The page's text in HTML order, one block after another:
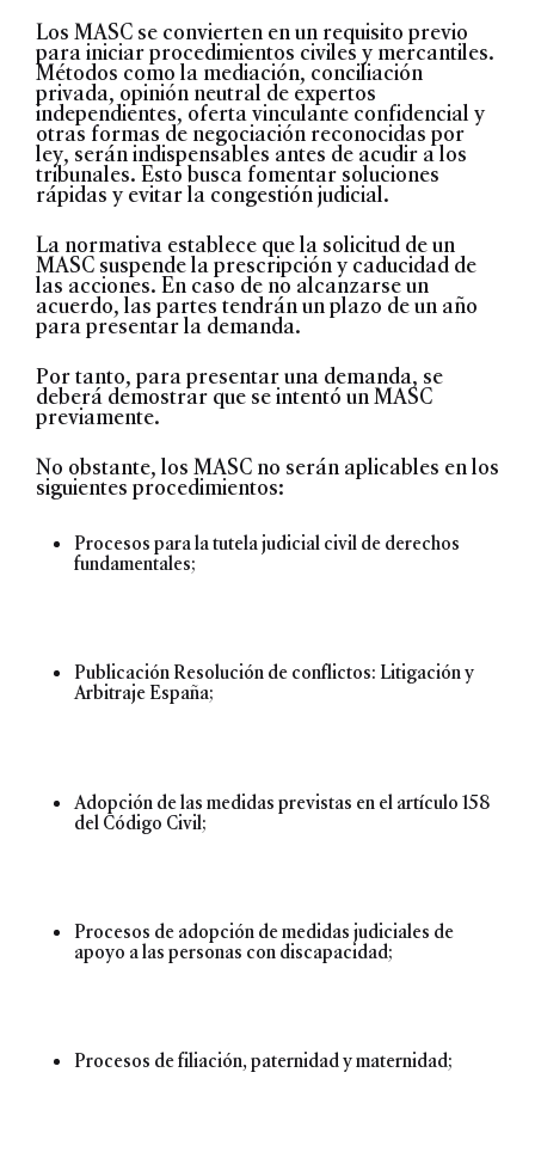
Los MASC se convierten en un requisito previo
para iniciar procedimientos civiles y mercantiles.
Métodos como la mediación, conciliación
privada, opinión neutral de expertos
independientes, oferta vinculante confidencial y
otras formas de negociación reconocidas por
ley, serán indispensables antes de acudir a los
tribunales. Esto busca fomentar soluciones
rápidas y evitar la congestión judicial.
La normativa establece que la solicitud de un
MASC suspende la prescripción y caducidad de
las acciones. En caso de no alcanzarse un
acuerdo, las partes tendrán un plazo de un año
para presentar la demanda.
Por tanto, para presentar una demanda, se
deberá demostrar que se intentó un MASC
previamente.
No obstante, los MASC no serán aplicables en los
siguientes procedimientos:
Procesos para la tutela judicial civil de derechos
fundamentales;
Publicación Resolución de conflictos: Litigación y
Arbitraje España;
Adopción de las medidas previstas en el artículo 158
del Código Civil;
Procesos de adopción de medidas judiciales de
apoyo a las personas con discapacidad;
Procesos de filiación, paternidad y maternidad;